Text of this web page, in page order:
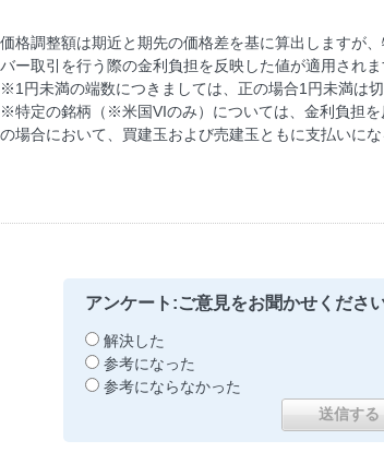
価格調整額は期近と期先の価格差を基に算出しますが
バー取引を行う際の金利負担を反映した値が適用されま
※1円未満の端数につきましては、正の場合1円未満は
※特定の銘柄（※米国VIのみ）については、金利負担
の場合において、買建玉および売建玉ともに支払いにな
アンケート:ご意見をお聞かせくださ
解決した
参考になった
参考にならなかった